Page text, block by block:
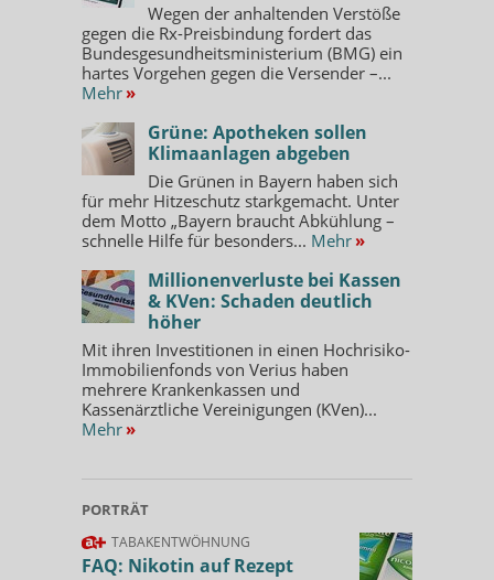
Wegen der anhaltenden Verstöße
gegen die Rx-Preisbindung fordert das
Bundesgesundheitsministerium (BMG) ein
hartes Vorgehen gegen die Versender –...
Mehr »
Grüne: Apotheken sollen
Klimaanlagen abgeben
Die Grünen in Bayern haben sich
für mehr Hitzeschutz starkgemacht. Unter
dem Motto „Bayern braucht Abkühlung –
schnelle Hilfe für besonders... Mehr »
Millionenverluste bei Kassen
& KVen: Schaden deutlich
höher
Mit ihren Investitionen in einen Hochrisiko-
Immobilienfonds von Verius haben
mehrere Krankenkassen und
Kassenärztliche Vereinigungen (KVen)...
Mehr »
PORTRÄT
TABAKENTWÖHNUNG
FAQ: Nikotin auf Rezept